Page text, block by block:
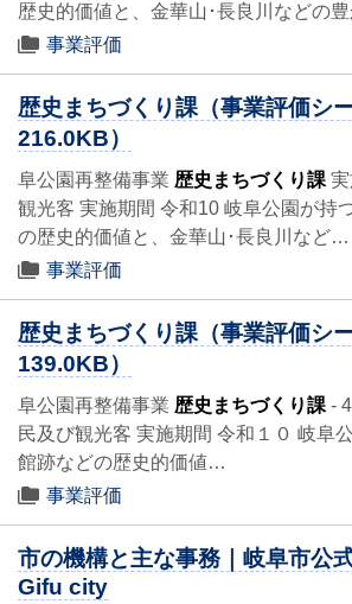
歴史的価値と、金華山･長良川などの
事業評価
歴史まちづくり課（事業評価シ
216.0KB）
阜公園再整備事業 歴史まちづくり課
観光客 実施期間 令和10 岐阜公園が持
の歴史的価値と、金華山･長良川など…
事業評価
歴史まちづくり課（事業評価シ
139.0KB）
阜公園再整備事業 歴史まちづくり課 -
民及び観光客 実施期間 令和１０ 岐阜
館跡などの歴史的価値…
事業評価
市の機構と主な事務｜岐阜市公
Gifu city